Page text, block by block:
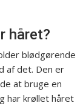
håret?
blødgørende
af det. Den er
at bruge en
har krøllet håret